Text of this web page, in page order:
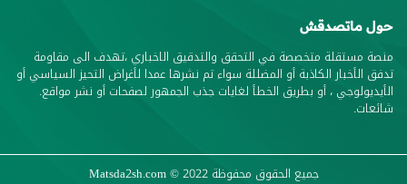
حول ماتصدقش
منصة مستقلة متخصصة في التحقق والتدقيق الاخباري ،تهدف الى مقاومة
تدفق الأخبار الكاذبة أو المضللة سواء تم نشرها عمدا لأغراض التحيز السياسي أو
الأيديولوجي ، أو بطريق الخطأ لغايات جذب الجمهور لصفحات أو نشر مواقع.
شائعات.
جميع الحقوق محفوظة Matsda2sh.com© 2022